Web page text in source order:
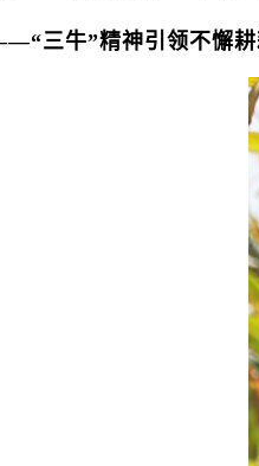
牛”精神引领不懈耕